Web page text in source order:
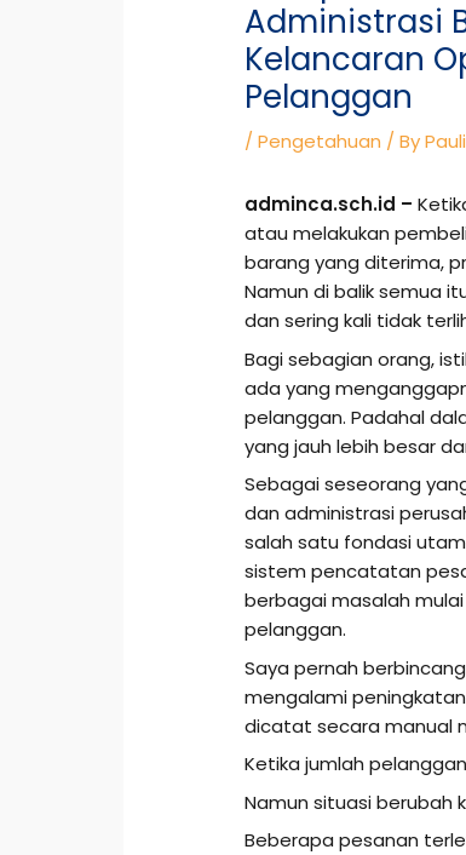
Administrasi
Kelancaran
Pelanggan
/Pengetahuan / By
adminca.sch.id –
atau melakukan
barang yang diterima,
Namun di balik semua
dan sering kali tidak
Bagi sebagian orang,
ada yang
pelanggan. Padahal
yang jauh lebih besar
Sebagai seseorang
dan administrasi
salah satu fondasi
sistem pencatatan
berbagai masalah
pelanggan.
Saya pernah
mengalami
dicatat secara manual
Ketika jumlah
Namun situasi berubah
Beberapa pesanan